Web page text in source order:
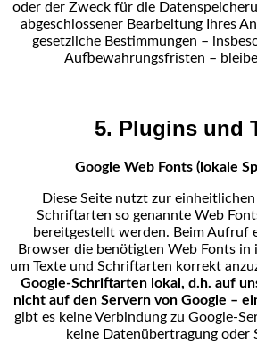
oder der Zweck für die
abgeschlossener Bearbeitung Ihres
gesetzliche Bestimmungen –
Aufbewahrungsfristen –
5. Plugins und
Google Web Fonts (lokale
Diese Seite nutzt zur
Schriftarten so genannte Web
bereitgestellt werden. Beim Aufruf
Browser die benötigten Web Fonts in
um Texte und Schriftarten korrekt
Google-Schriftarten lokal, d.h. auf
nicht auf den Servern von Google –
gibt es keine Verbindung zu Google-
keine Datenübertragung oder